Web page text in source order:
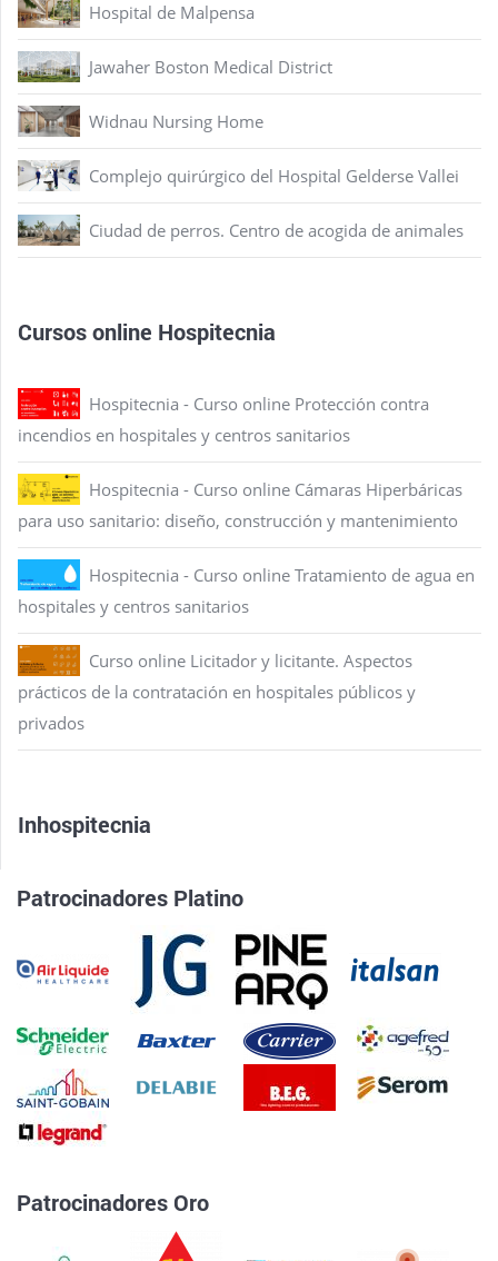
Hospital de Malpensa
Jawaher Boston Medical District
Widnau Nursing Home
Complejo quirúrgico del Hospital Gelderse Vallei
Ciudad de perros. Centro de acogida de animales
Cursos online Hospitecnia
Hospitecnia - Curso online Protección contra
incendios en hospitales y centros sanitarios
Hospitecnia - Curso online Cámaras Hiperbáricas
para uso sanitario: diseño, construcción y mantenimiento
Hospitecnia - Curso online Tratamiento de agua en
hospitales y centros sanitarios
Curso online Licitador y licitante. Aspectos
prácticos de la contratación en hospitales públicos y
privados
Inhospitecnia
Patrocinadores Platino
Patrocinadores Oro